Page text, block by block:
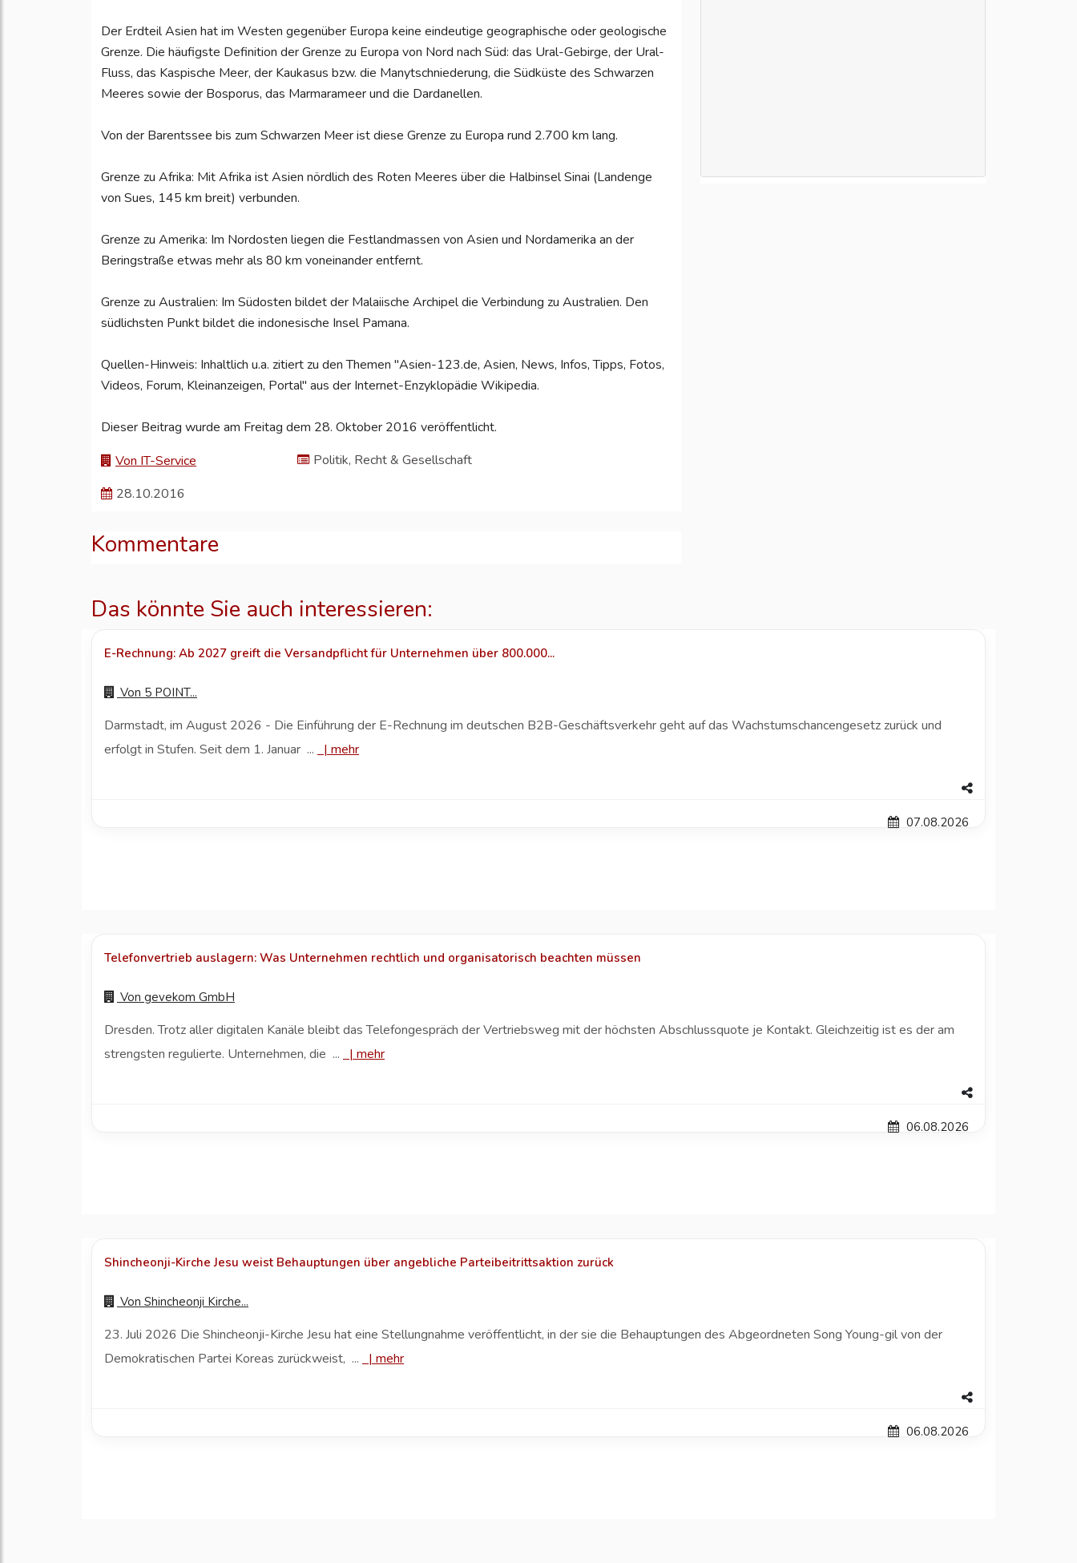
Der Erdteil Asien hat im Westen gegenüber Europa keine eindeutige geographische oder geologische
Grenze. Die häufigste Definition der Grenze zu Europa von Nord nach Süd: das Ural-Gebirge, der Ural-
Fluss, das Kaspische Meer, der Kaukasus bzw. die Manytschniederung, die Südküste des Schwarzen
Meeres sowie der Bosporus, das Marmarameer und die Dardanellen.
Von der Barentssee bis zum Schwarzen Meer ist diese Grenze zu Europa rund 2.700 km lang.
Grenze zu Afrika: Mit Afrika ist Asien nördlich des Roten Meeres über die Halbinsel Sinai (Landenge
von Sues, 145 km breit) verbunden.
Grenze zu Amerika: Im Nordosten liegen die Festlandmassen von Asien und Nordamerika an der
Beringstraße etwas mehr als 80 km voneinander entfernt.
Grenze zu Australien: Im Südosten bildet der Malaiische Archipel die Verbindung zu Australien. Den
südlichsten Punkt bildet die indonesische Insel Pamana.
Quellen-Hinweis: Inhaltlich u.a. zitiert zu den Themen "Asien-123.de, Asien, News, Infos, Tipps, Fotos,
Videos, Forum, Kleinanzeigen, Portal" aus der Internet-Enzyklopädie Wikipedia.
Dieser Beitrag wurde am Freitag dem 28. Oktober 2016 veröffentlicht.
Von IT-Service
Politik, Recht & Gesellschaft
28.10.2016
Kommentare
Das könnte Sie auch interessieren:
E-Rechnung: Ab 2027 greift die Versandpflicht für Unternehmen über 800.000...
Von 5 POINT...
Darmstadt, im August 2026 - Die Einführung der E-Rechnung im deutschen B2B-Geschäftsverkehr geht auf das Wachstumschancengesetz zurück und
erfolgt in Stufen. Seit dem 1. Januar ... |mehr
07.08.2026
Telefonvertrieb auslagern: Was Unternehmen rechtlich und organisatorisch beachten müssen
Von gevekom GmbH
Dresden. Trotz aller digitalen Kanäle bleibt das Telefongespräch der Vertriebsweg mit der höchsten Abschlussquote je Kontakt. Gleichzeitig ist es der am
strengsten regulierte. Unternehmen, die ... |mehr
06.08.2026
Shincheonji-Kirche Jesu weist Behauptungen über angebliche Parteibeitrittsaktion zurück
Von Shincheonji Kirche...
23. Juli 2026 Die Shincheonji-Kirche Jesu hat eine Stellungnahme veröffentlicht, in der sie die Behauptungen des Abgeordneten Song Young-gil von der
Demokratischen Partei Koreas zurückweist, ... |mehr
06.08.2026